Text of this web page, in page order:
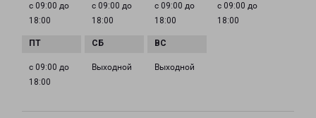
с 09:00 до
18:00
с 09:00 до
18:00
с 09:00 до
18:00
с 09:00 до
18:00
с 09:00 до
18:00
Выходной Выходной